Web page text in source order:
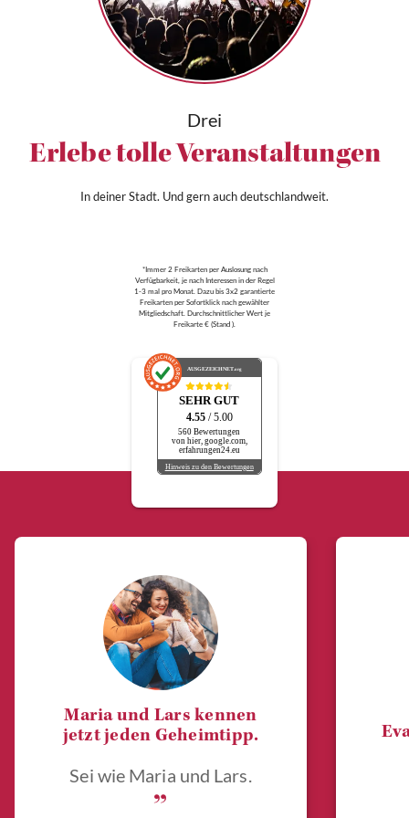
Drei
Erlebe tolle Veranstaltungen
In deiner Stadt. Und gern auch deutschlandweit.
*Immer 2 Freikarten per Auslosung nach
Verfügbarkeit, je nach Interessen in der Regel
1-3 mal pro Monat. Dazu bis 3x2 garantierte
Freikarten per Sofortklick nach gewählter
Mitgliedschaft. Durchschnittlicher Wert je
Freikarte € (Stand ).
AUSGEZEICHNET.org
SEHR GUT
4.55 / 5.00
560 Bewertungen
von hier, google.com,
erfahrungen24.eu
Hinweis zu den Bewertungen
Maria und Lars kennen
jetzt jeden Geheimtipp.
Sei wie Maria und Lars.
„